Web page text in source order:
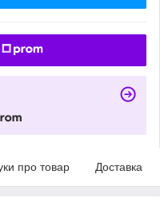
про товар Доставка